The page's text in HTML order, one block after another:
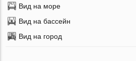
Вид на море
Вид на бассейн
Вид на город